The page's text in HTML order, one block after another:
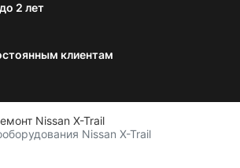
до 2 лет
клиентам
Nissan X-Trail
Nissan X-Trail